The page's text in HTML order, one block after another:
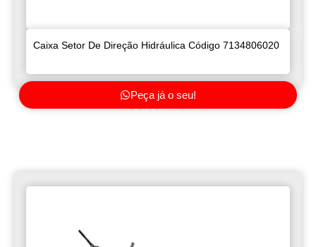
Caixa Setor De Direção Hidráulica Código 7134806020
Peça já o seu!